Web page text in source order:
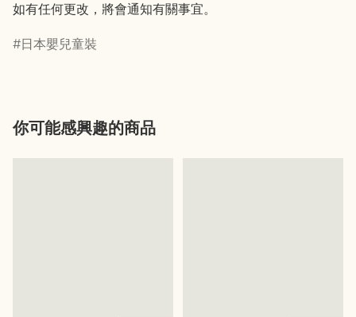
如有任何更改，將會通知有關事宜。
日本嬰兒童裝
你可能感興趣的商品